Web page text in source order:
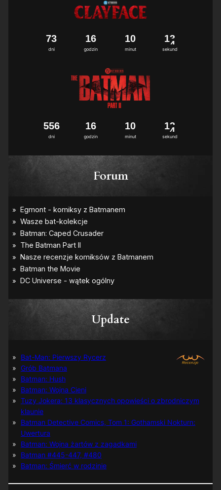
dni
73
godzin
16
minut
10
sekund
13
dni
556
godzin
16
minut
10
sekund
13
Forum
Update
Bat-Man: Pierwszy Rycerz
Grób Batmana
Batman: Hush
Batman: Wojna Cieni
Tuzy Jokera: 13 klasycznych opowieści o zbrodniczym
klaunie
Batman Detective Comics, Tom 1: Gothamski Nokturn:
Uwertura
Batman: Wojna żartów z zagadkami
Batman #445-447, #480
Batman: Śmierć w rodzinie